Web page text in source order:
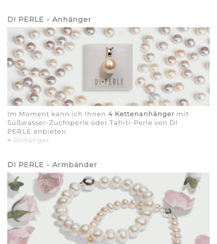
DI PERLE - Anhänger
Im Moment kann ich Ihnen 4 Kettenanhänger mit
Süßwasser-Zuchtperle oder Tahiti-Perle von DI
PERLE anbieten.
> Anhänger
DI PERLE - Armbänder